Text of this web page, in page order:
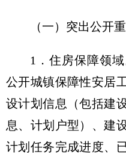
（一）突出公开重
1．住房保障领
公开城镇保障性安居
设计划信息（包括建
息、计划户型）、建
计划任务完成进度、